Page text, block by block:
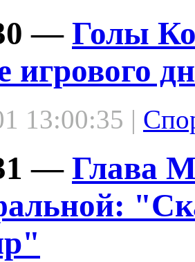
— Голы
13:00:35 |
— Глава